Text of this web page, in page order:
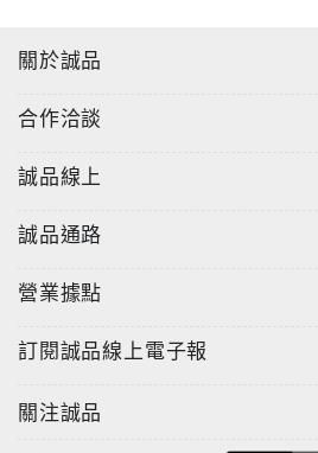
關於誠品
合作洽談
誠品線上
誠品通路
營業據點
訂閱誠品線上電子報
關注誠品